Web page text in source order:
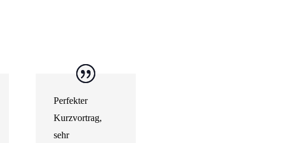
Perfekter
Kurzvortrag,
sehr